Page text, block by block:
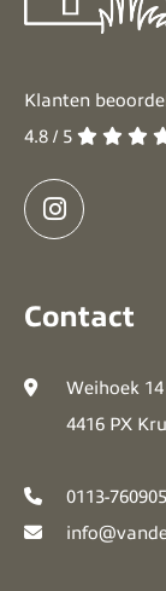
Klanten
4.8 / 5
Contact
Weihoek 14
4416 PX
0113-760905